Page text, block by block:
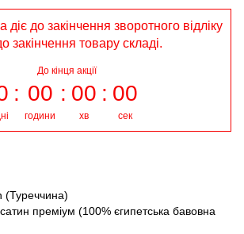
діє до закінчення зворотного відліку
закінчення товару складі.
До кінця акції
00
години
00
хв
00
сек
(Туреччина)
сатин преміум (100% єгипетська бавовна